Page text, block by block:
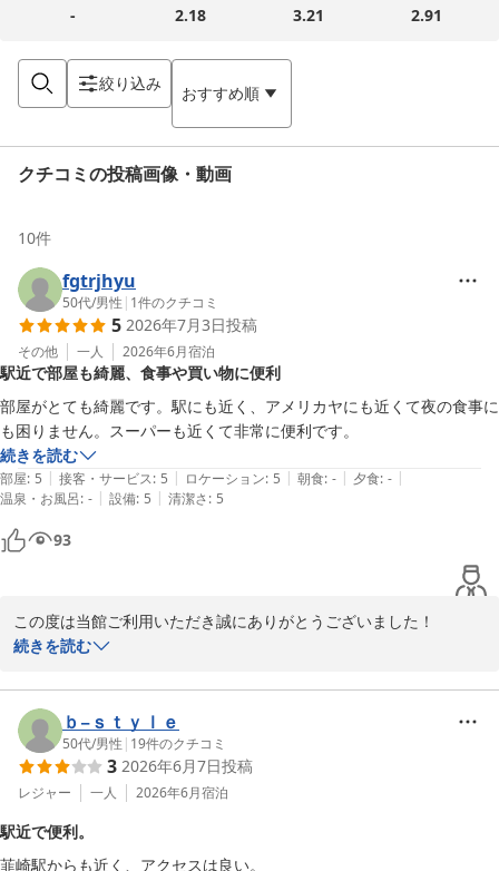
- 2.18 3.21 2.91
絞り込み おすすめ順
クチコミの投稿画像・動画
10件
fgtrjhyu
50代/男性 | 1件のクチコミ
5 2026年7月3日投稿
その他 一人 2026年6月宿泊
駅近で部屋も綺麗、食事や買い物に便利
部屋がとても綺麗です。駅にも近く、アメリカヤにも近くて夜の食事に
も困りません。スーパーも近くて非常に便利です。
続きを読む
部屋: 5 | 接客・サービス: 5 | ロケーション: 5 | 朝食: - | 夕食: - |
温泉・お風呂: - | 設備: 5 | 清潔さ: 5
93
この度は当館ご利用いただき誠にありがとうございました！
またレビュー投稿もいただき、重ねて御礼申し上げます。
まちのガイドホテル ニラサキヤＳＴＡＹ
2026-07-03
続きを読む
ｂ−ｓｔｙｌｅ
50代/男性 | 19件のクチコミ
3 2026年6月7日投稿
レジャー 一人 2026年6月宿泊
駅近で便利。
韮崎駅からも近く、アクセスは良い。